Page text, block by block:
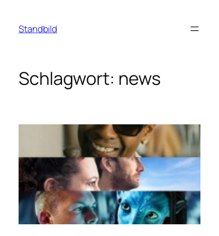
springen
Standbild
Schlagwort: news